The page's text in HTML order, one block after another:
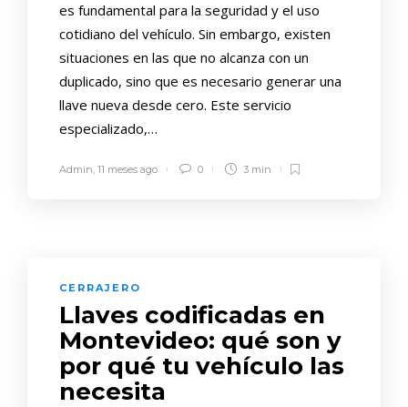
es fundamental para la seguridad y el uso
cotidiano del vehículo. Sin embargo, existen
situaciones en las que no alcanza con un
duplicado, sino que es necesario generar una
llave nueva desde cero. Este servicio
especializado,…
Admin, 11 meses ago 0 3 min
CERRAJERO
Llaves codificadas en
Montevideo: qué son y
por qué tu vehículo las
necesita